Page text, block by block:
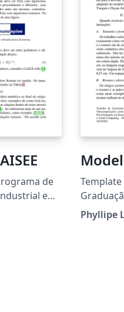
de
e
Graduação em
Computing
Phyllipe